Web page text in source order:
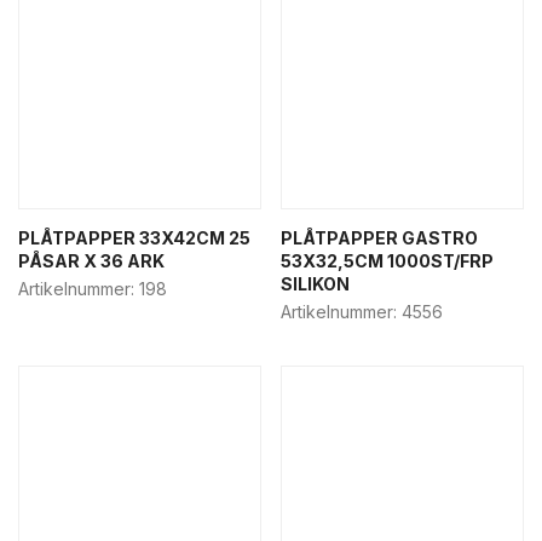
Dagligvaruhandel
Bageri övrigt
PLÅTPAPPER 33X42CM 25
PÅSAR X 36 ARK
Artikelnummer: 198
PLÅTPAPPER GASTRO
53X32,5CM 1000ST/FRP
SILIKON
Artikelnummer: 4556